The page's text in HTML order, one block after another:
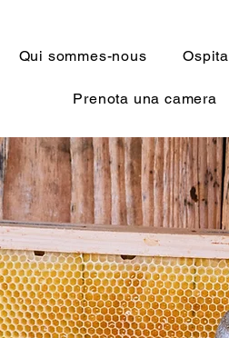
Qui sommes-nous
Prenota una camera